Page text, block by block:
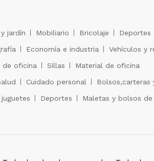
y jardín Mobiliario Bricolaje Deportes
Economía e industria
Vehículos y
de oficina Sillas
Material de oficina
Cuidado personal Bolsos,carteras
Deportes Maletas y bolsos de